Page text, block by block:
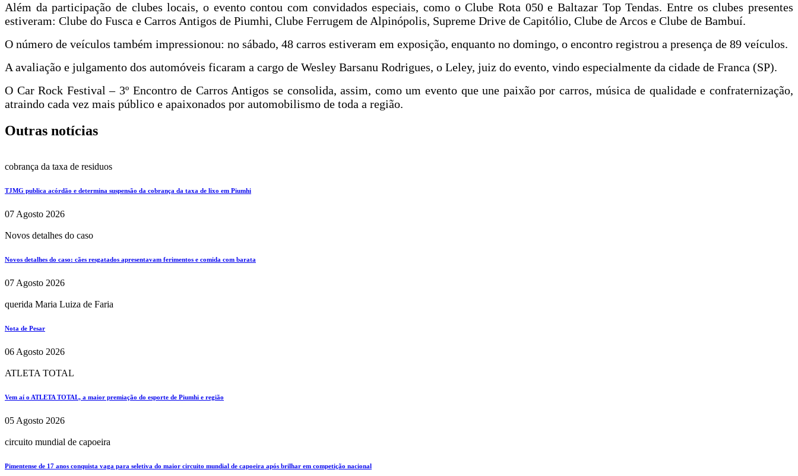
Além da participação de clubes locais, o evento contou com convidados especiais, como o Clube Rota 050 e Baltazar Top Tendas. Entre os clubes presentes
estiveram: Clube do Fusca e Carros Antigos de Piumhi, Clube Ferrugem de Alpinópolis, Supreme Drive de Capitólio, Clube de Arcos e Clube de Bambuí.
O número de veículos também impressionou: no sábado, 48 carros estiveram em exposição, enquanto no domingo, o encontro registrou a presença de 89 veículos.
A avaliação e julgamento dos automóveis ficaram a cargo de Wesley Barsanu Rodrigues, o Leley, juiz do evento, vindo especialmente da cidade de Franca (SP).
O Car Rock Festival – 3º Encontro de Carros Antigos se consolida, assim, como um evento que une paixão por carros, música de qualidade e confraternização,
atraindo cada vez mais público e apaixonados por automobilismo de toda a região.
Outras notícias
cobrança da taxa de residuos
TJMG publica acórdão e determina suspensão da cobrança da taxa de lixo em Piumhi
07 Agosto 2026
Novos detalhes do caso
Novos detalhes do caso: cães resgatados apresentavam ferimentos e comida com barata
07 Agosto 2026
querida Maria Luiza de Faria
Nota de Pesar
06 Agosto 2026
ATLETA TOTAL
Vem aí o ATLETA TOTAL, a maior premiação do esporte de Piumhi e região
05 Agosto 2026
circuito mundial de capoeira
Pimentense de 17 anos conquista vaga para seletiva do maior circuito mundial de capoeira após brilhar em competição nacional